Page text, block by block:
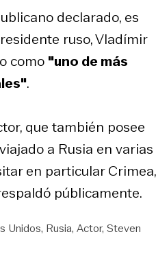
declarado, es
ruso, Vladímir
como "uno de más
.
que también posee
a Rusia en varias
en particular Crimea,
públicamente.
Unidos Rusia Actor Steven